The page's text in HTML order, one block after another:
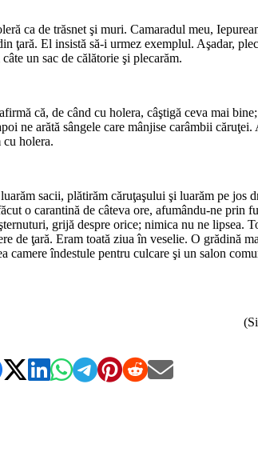
ca de trăsnet şi muri. Camaradul meu,
ţară. El insistă să-i urmez exemplul. Aşadar,
un sac de călătorie şi plecarăm.
că, de când cu ho­lera, câştigă ceva mai
ne arătă sângele care mânjise carâmbii
cu holera.
sacii, plătirăm căruţaşului şi luarăm pe jos
o carantină de câteva ore, afumându-ne prin
grijă despre orice; nimica nu ne lipsea.
de ţară. Eram toată ziua în veselie. O grădină
îndestule pentru culcare şi un salon